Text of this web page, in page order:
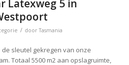
Latexweg 5 in
/ doorTasmania
sleutel gekregen van onze
Totaal 5500 m2 aan opslagruimte,